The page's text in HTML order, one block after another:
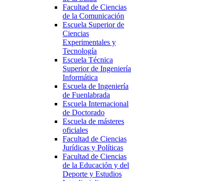
Facultad de Ciencias
de la Comunicación
Escuela Superior de
Ciencias
Experimentales y
Tecnología
Escuela Técnica
Superior de Ingeniería
Informática
Escuela de Ingeniería
de Fuenlabrada
Escuela Internacional
de Doctorado
Escuela de másteres
oficiales
Facultad de Ciencias
Jurídicas y Políticas
Facultad de Ciencias
de la Educación y del
Deporte y Estudios